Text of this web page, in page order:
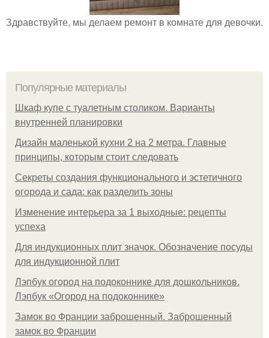
Здравствуйте, мы делаем ремонт в комнате для девочки.
Популярные материалы
Шкаф купе с туалетным столиком. Варианты
внутренней планировки
Дизайн маленькой кухни 2 на 2 метра. Главные
принципы, которым стоит следовать
Секреты создания функционального и эстетичного
огорода и сада: как разделить зоны
Изменение интерьера за 1 выходные: рецепты
успеха
Для индукционных плит значок. Обозначение посуды
для индукционной плит
Лэпбук огород на подоконнике для дошкольников.
Лэпбук «Огород на подоконнике»
Замок во Франции заброшенный. Заброшенный
замок во Франции